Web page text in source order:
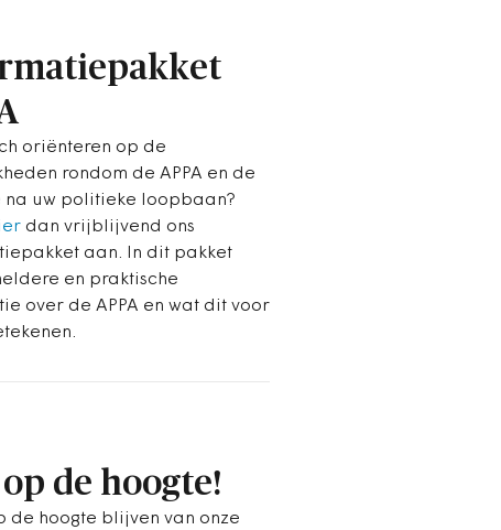
oriënteren op de
rondom de APPA en de
uw politieke loopbaan?
dan vrijblijvend ons
aan. In dit pakket
en praktische
over de APPA en wat dit voor
de hoogte!
de hoogte blijven van onze